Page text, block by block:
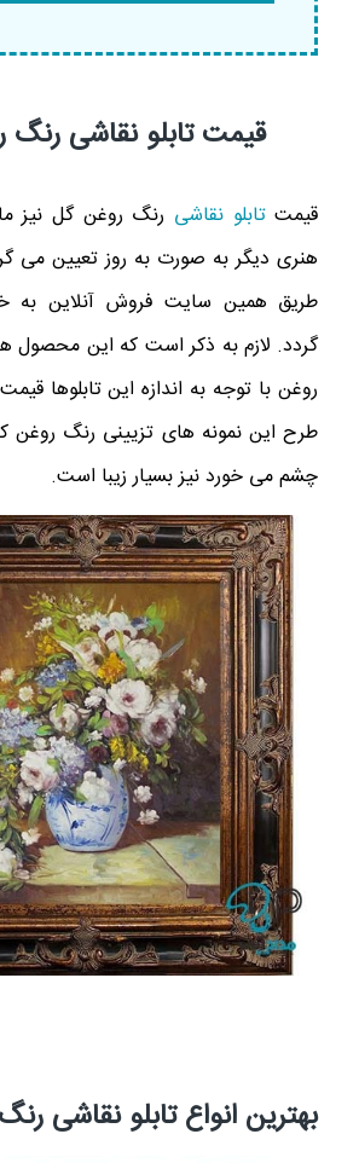
قیمت تابلو نقاشی
قیمتتابلو نقاشی رنگ روغن گل نیز
هنری دیگر به صورت به روز تعیین می
طریق همین سایت فروش آنلاین به
گردد. لازم به ذکر است که این محصول
روغن با توجه به اندازه این تابلوها
طرح این نمونه های تزیینی رنگ روغن
چشم می خورد نیز بسیار زیبا است.
بهترین انواع تابلو نقاشی